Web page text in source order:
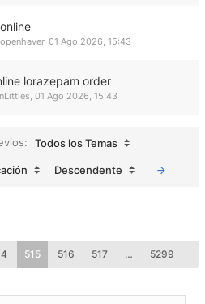
, 01 Ago 2026, 15:43
lorazepam order
, 01 Ago 2026, 15:43
Todos los Temas
Descendente
515 516 517 … 5299